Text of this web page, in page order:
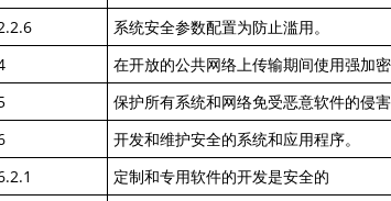
系统安全参数配置为防止滥用。
在开放的公共网络上传输期间使用强加
保护所有系统和网络免受恶意软件的侵害
开发和维护安全的系统和应用程序。
定制和专用软件的开发是安全的